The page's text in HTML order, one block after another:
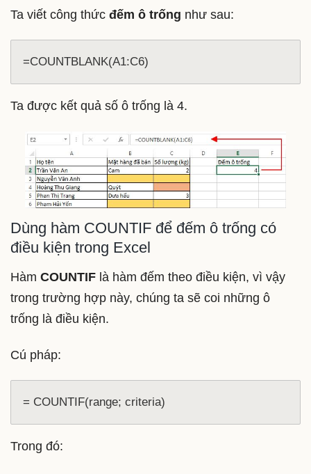
Ta viết công thức đếm ô trống như sau:
=COUNTBLANK(A1:C6)
Ta được kết quả số ô trống là 4.
Dùng hàm COUNTIF để đếm ô trống có
điều kiện trong Excel
Hàm COUNTIF là hàm đếm theo điều kiện, vì vậy
trong trường hợp này, chúng ta sẽ coi những ô
trống là điều kiện.
Cú pháp:
= COUNTIF(range; criteria)
Trong đó: